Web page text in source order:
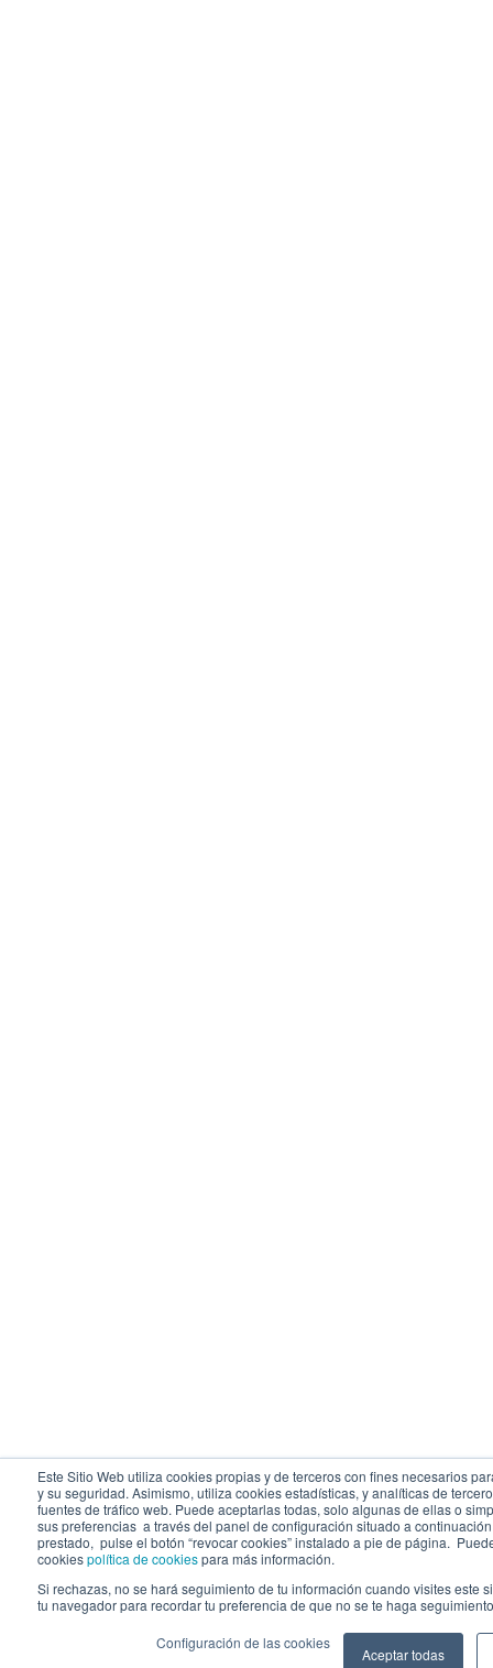
Este Sitio Web utiliza cookies propias y de terceros con fines necesarios
y su seguridad. Asimismo, utiliza cookies estadísticas, y analíticas de
fuentes de tráfico web. Puede aceptarlas todas, solo algunas de ellas o
sus preferencias a través del panel de configuración situado a
prestado, pulse el botón “revocar cookies” instalado a pie de página.
cookiespolítica de cookiespara más información.
Si rechazas, no se hará seguimiento de tu información cuando visites este
tu navegador para recordar tu preferencia de que no se te haga
Configuración de las cookies
Aceptar todas